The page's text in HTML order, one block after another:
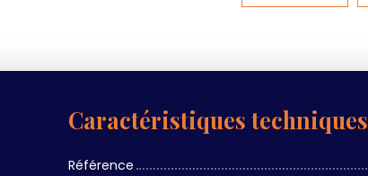
Caractéristiques techniques
Référence